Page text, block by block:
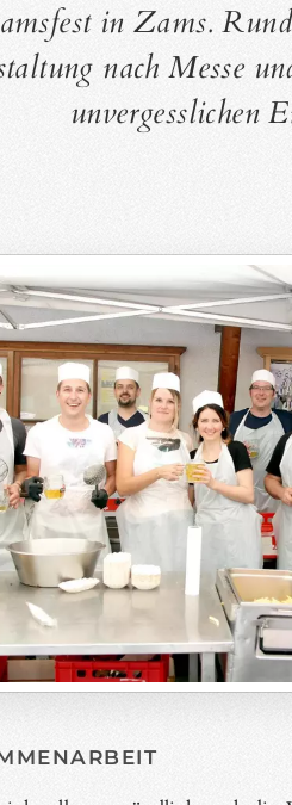
in Zams.
nach Messe
unvergesslichen